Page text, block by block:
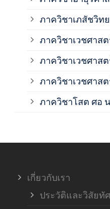
ภาควิชาเภสัชวิท
ภาควิชาเวชศาส
ภาควิชาเวชศาส
ภาควิชาเวชศาส
ภาควิชาโสต ศอ
เกี่ยวกับเรา
ประวัติและวิสัยทั